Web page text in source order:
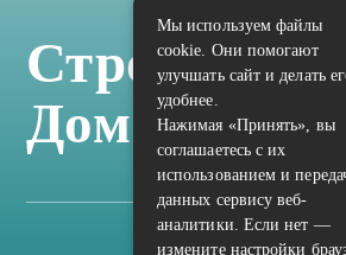
Стройка
Дом Отделка
Мы используем файлы
cookie. Они помогают
улучшать сайт и делать
удобнее.
Нажимая «Принять», вы
соглашаетесь с их
использованием и
данных сервису веб-
аналитики. Если нет —
измените настройки